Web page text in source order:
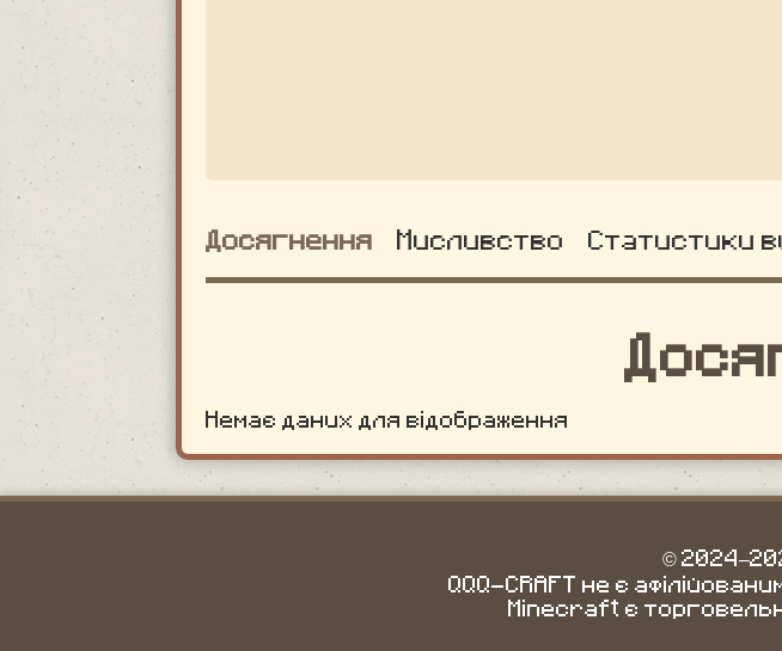
Досягнення Мисливство Статистики
Немає даних для відображення
©
QQQ-CRAFT не є
Minecraft є